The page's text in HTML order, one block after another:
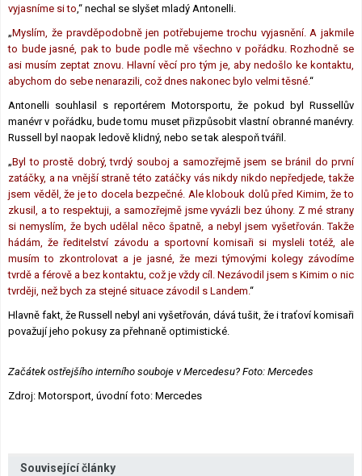
vyjasníme si to,“ nechal se slyšet mladý Antonelli.
„Myslím, že pravděpodobně jen potřebujeme trochu vyjasnění. A jakmile
to bude jasné, pak to bude podle mě všechno v pořádku. Rozhodně se
asi musím zeptat znovu. Hlavní věcí pro tým je, aby nedošlo ke kontaktu,
abychom do sebe nenarazili, což dnes nakonec bylo velmi těsné.“
Antonelli souhlasil s reportérem Motorsportu, že pokud byl Russellův
manévr v pořádku, bude tomu muset přizpůsobit vlastní obranné manévry.
Russell byl naopak ledově klidný, nebo se tak alespoň tvářil.
„Byl to prostě dobrý, tvrdý souboj a samozřejmě jsem se bránil do první
zatáčky, a na vnější straně této zatáčky vás nikdy nikdo nepředjede, takže
jsem věděl, že je to docela bezpečné. Ale klobouk dolů před Kimim, že to
zkusil, a to respektuji, a samozřejmě jsme vyvázli bez úhony. Z mé strany
si nemyslím, že bych udělal něco špatně, a nebyl jsem vyšetřován. Takže
hádám, že ředitelství závodu a sportovní komisaři si mysleli totéž, ale
musím to zkontrolovat a je jasné, že mezi týmovými kolegy závodíme
tvrdě a férově a bez kontaktu, což je vždy cíl. Nezávodil jsem s Kimim o nic
tvrději, než bych za stejné situace závodil s Landem.“
Hlavně fakt, že Russell nebyl ani vyšetřován, dává tušit, že i traťoví komisaři
považují jeho pokusy za přehnaně optimistické.
Začátek ostřejšího interního souboje v Mercedesu? Foto: Mercedes
Zdroj: Motorsport, úvodní foto: Mercedes
Související články